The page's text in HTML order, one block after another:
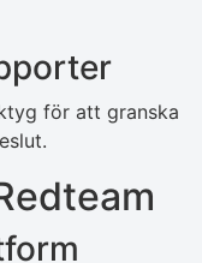
för att granska